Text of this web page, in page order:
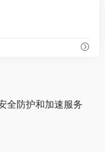
全防护和加速服务